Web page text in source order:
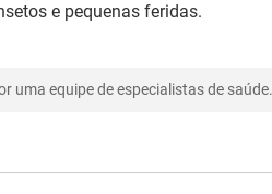
e pequenas feridas.
uma equipe de especialistas de saúde.